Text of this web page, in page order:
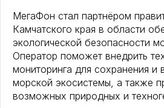
МегаФон стал партнёром
Камчатского края в области
экологической безопасности
Оператор поможет внедрить
мониторинга для сохранения и
морской экосистемы, а также
возможных природных и